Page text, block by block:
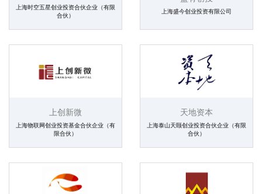
上海时空五星创业投资合伙企业（有限
合伙）
上海盛今创业投资有限公司
上创新微
上海物联网创业投资基金合伙企业（有
限合伙）
天地资本
上海泰山天颐创业投资合伙企业（有限
合伙）